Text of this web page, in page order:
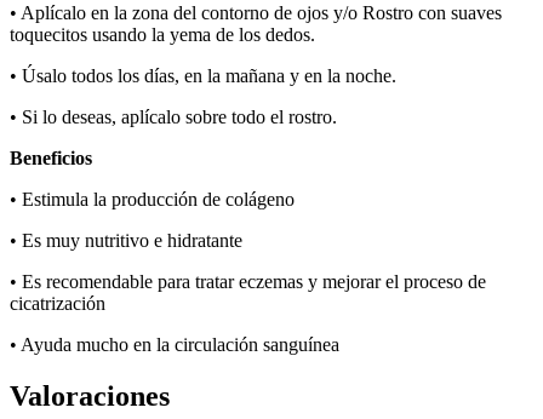
• Aplícalo en la zona del contorno de ojos y/o Rostro con suaves
toquecitos usando la yema de los dedos.
• Úsalo todos los días, en la mañana y en la noche.
• Si lo deseas, aplícalo sobre todo el rostro.
Beneficios
• Estimula la producción de colágeno
• Es muy nutritivo e hidratante
• Es recomendable para tratar eczemas y mejorar el proceso de
cicatrización
• Ayuda mucho en la circulación sanguínea
Valoraciones